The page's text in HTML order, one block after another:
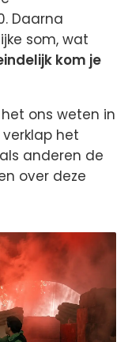
Daarna
som, wat
kom je
ons weten in
het
anderen de
over deze